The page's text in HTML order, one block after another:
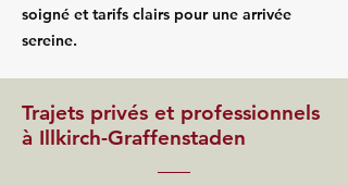
soigné et tarifs clairs pour une arrivée
sereine.
Trajets privés et professionnels
à Illkirch-Graffenstaden